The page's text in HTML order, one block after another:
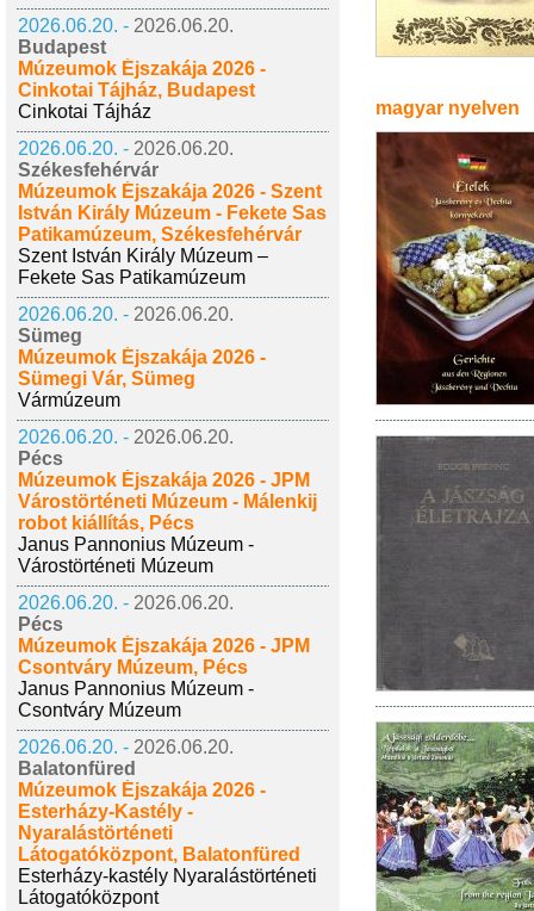
2026.06.20. - 2026.06.20.
Budapest
Múzeumok Éjszakája 2026 -
Cinkotai Tájház, Budapest
Cinkotai Tájház
2026.06.20. - 2026.06.20.
Székesfehérvár
Múzeumok Éjszakája 2026 - Szent
István Király Múzeum - Fekete Sas
Patikamúzeum, Székesfehérvár
Szent István Király Múzeum –
Fekete Sas Patikamúzeum
2026.06.20. - 2026.06.20.
Sümeg
Múzeumok Éjszakája 2026 -
Sümegi Vár, Sümeg
Vármúzeum
2026.06.20. - 2026.06.20.
Pécs
Múzeumok Éjszakája 2026 - JPM
Várostörténeti Múzeum - Málenkij
robot kiállítás, Pécs
Janus Pannonius Múzeum -
Várostörténeti Múzeum
2026.06.20. - 2026.06.20.
Pécs
Múzeumok Éjszakája 2026 - JPM
Csontváry Múzeum, Pécs
Janus Pannonius Múzeum -
Csontváry Múzeum
2026.06.20. - 2026.06.20.
Balatonfüred
Múzeumok Éjszakája 2026 -
Esterházy-Kastély -
Nyaralástörténeti
Látogatóközpont, Balatonfüred
Esterházy-kastély Nyaralástörténeti
Látogatóközpont
magyar nyelven